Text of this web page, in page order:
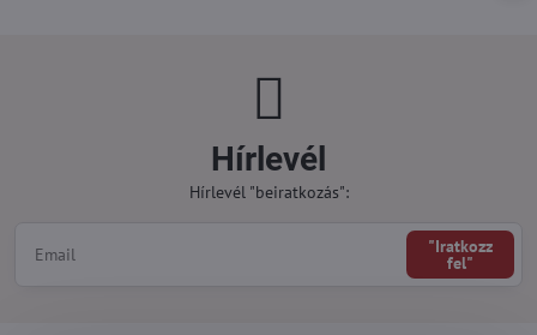
Hírlevél
Hírlevél "beiratkozás":
"Iratkozz
fel"